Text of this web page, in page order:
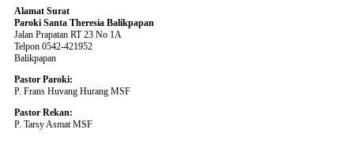
Alamat Surat
Paroki Santa Theresia Balikpapan
Jalan Prapatan RT 23 No 1A
Telpon 0542-421952
Balikpapan
Pastor Paroki:
P. Frans Huvang Hurang MSF
Pastor Rekan:
P. Tarsy Asmat MSF